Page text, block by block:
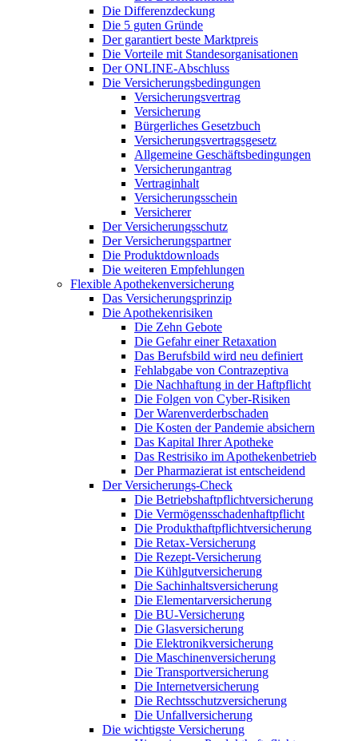
Die Differenzdeckung
Die 5 guten Gründe
Der garantiert beste Marktpreis
Die Vorteile mit Standesorganisationen
Der ONLINE-Abschluss
Die Versicherungsbedingungen
Versicherungsvertrag
Versicherung
Bürgerliches Gesetzbuch
Versicherungsvertragsgesetz
Allgemeine Geschäftsbedingungen
Versicherungantrag
Vertraginhalt
Versicherungsschein
Versicherer
Der Versicherungsschutz
Der Versicherungspartner
Die Produktdownloads
Die weiteren Empfehlungen
Flexible Apothekenversicherung
Das Versicherungsprinzip
Die Apothekenrisiken
Die Zehn Gebote
Die Gefahr einer Retaxation
Das Berufsbild wird neu definiert
Fehlabgabe von Contrazeptiva
Die Nachhaftung in der Haftpflicht
Die Folgen von Cyber-Risiken
Der Warenverderbschaden
Die Kosten der Pandemie absichern
Das Kapital Ihrer Apotheke
Das Restrisiko im Apothekenbetrieb
Der Pharmazierat ist entscheidend
Der Versicherungs-Check
Die Betriebshaftpflichtversicherung
Die Vermögensschadenhaftpflicht
Die Produkthaftpflichtversicherung
Die Retax-Versicherung
Die Rezept-Versicherung
Die Kühlgutversicherung
Die Sachinhaltsversicherung
Die Elementarversicherung
Die BU-Versicherung
Die Glasversicherung
Die Elektronikversicherung
Die Maschinenversicherung
Die Transportversicherung
Die Internetversicherung
Die Rechtsschutzversicherung
Die Unfallversicherung
Die wichtigste Versicherung